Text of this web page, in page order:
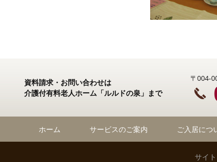
資料請求・お問い合わせは
介護付有料老人ホーム「ルルドの泉」まで
〒004-
ホーム サービスのご案内 ご入居につ
サイ